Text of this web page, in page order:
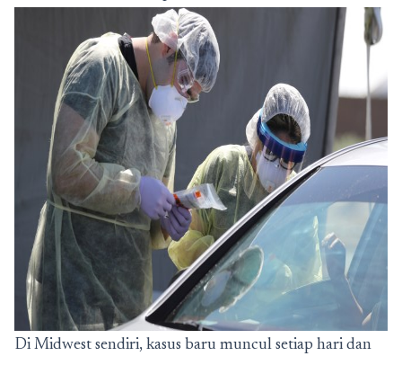
Di Midwest sendiri, kasus baru muncul setiap hari dan